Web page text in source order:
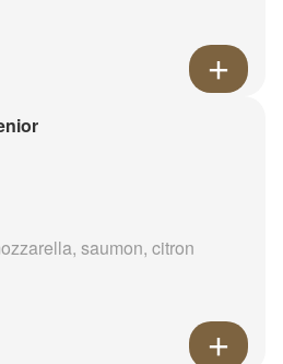
saumon, citron